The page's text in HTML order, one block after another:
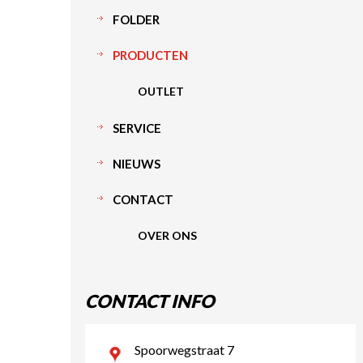
FOLDER
PRODUCTEN
OUTLET
SERVICE
NIEUWS
CONTACT
OVER ONS
CONTACT INFO
Spoorwegstraat 7